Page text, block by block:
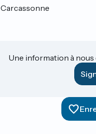
Carcassonne
Une information à